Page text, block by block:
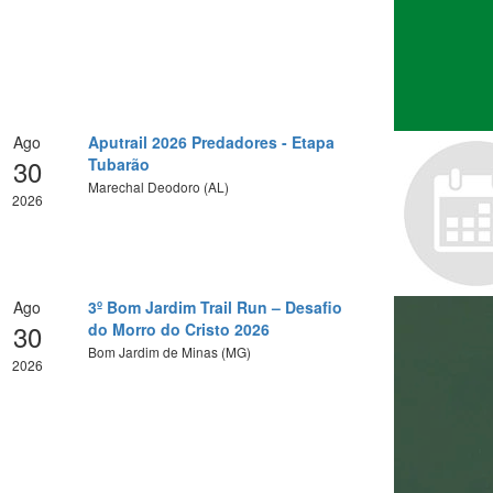
Ago
30
2026
Aputrail 2026 Predadores - Etapa
Tubarão
Marechal Deodoro (AL)
Ago
30
2026
3º Bom Jardim Trail Run – Desafio
do Morro do Cristo 2026
Bom Jardim de Minas (MG)